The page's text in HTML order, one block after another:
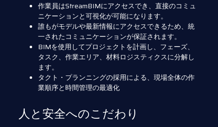
作業員はStreamBIMにアクセスでき、直接のコミュ
ニケーションと可視化が可能になります。
誰もがモデルや最新情報にアクセスできるため、統
一されたコミュニケーションが保証されます。
BIMを使用してプロジェクトを計画し、フェーズ、
タスク、作業エリア、材料ロジスティクスに分解し
ます。
タクト・プランニングの採用による、現場全体の作
業順序と時間管理の最適化
人と安全へのこだわり